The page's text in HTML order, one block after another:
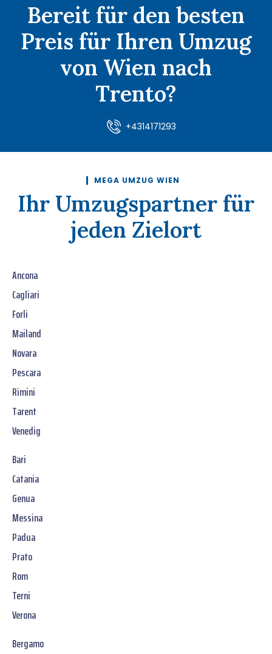
Bereit für den besten
Preis für Ihren Umzug
von Wien nach
Trento?
+4314171293
MEGA UMZUG WIEN
Ihr Umzugspartner für
jeden Zielort
Ancona
Cagliari
Forli
Mailand
Novara
Pescara
Rimini
Tarent
Venedig
Bari
Catania
Genua
Messina
Padua
Prato
Rom
Terni
Verona
Bergamo